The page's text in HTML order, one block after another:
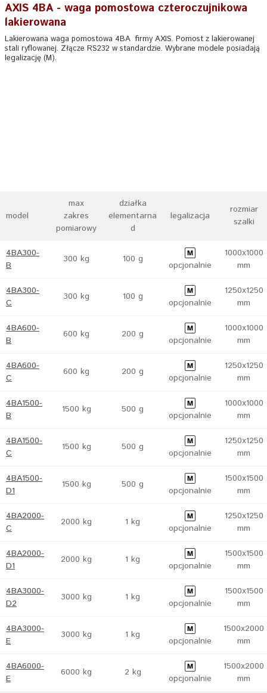
AXIS 4BA - waga pomostowa czteroczujnikowa
lakierowana
Lakierowana waga pomostowa 4BA firmy AXIS. Pomost z lakierowanej
stali ryflowanej. Złącze RS232 w standardzie. Wybrane modele posiadają
legalizację (M).
model
max
zakres
pomiarowy
działka
elementarna
d
legalizacja
rozmiar
szalki
4BA300-
B
300 kg 100 g
opcjonalnie
1000x1000
mm
4BA300-
C
300 kg 100 g
opcjonalnie
1250x1250
mm
4BA600-
B
600 kg 200 g
opcjonalnie
1000x1000
mm
4BA600-
C
600 kg 200 g
opcjonalnie
1250x1250
mm
4BA1500-
B
1500 kg 500 g
opcjonalnie
1000x1000
mm
4BA1500-
C
1500 kg 500 g
opcjonalnie
1250x1250
mm
4BA1500-
D1
1500 kg 500 g
opcjonalnie
1500x1500
mm
4BA2000-
C
2000 kg 1 kg
opcjonalnie
1250x1250
mm
4BA2000-
D1
2000 kg 1 kg
opcjonalnie
1500x1500
mm
4BA3000-
D2
3000 kg 1 kg
opcjonalnie
1500x1500
mm
4BA3000-
E
3000 kg 1 kg
opcjonalnie
1500x2000
mm
4BA6000-
E
6000 kg 2 kg
opcjonalnie
1500x2000
mm